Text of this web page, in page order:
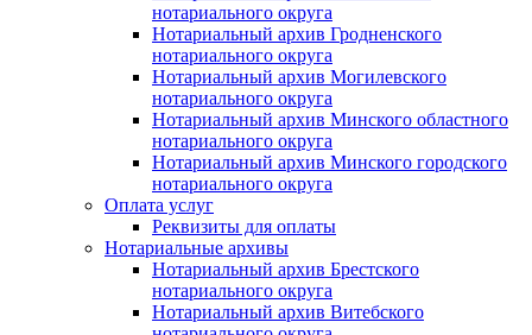
нотариального округа
Нотариальный архив Гродненского
нотариального округа
Нотариальный архив Могилевского
нотариального округа
Нотариальный архив Минского областного
нотариального округа
Нотариальный архив Минского городского
нотариального округа
Оплата услуг
Реквизиты для оплаты
Нотариальные архивы
Нотариальный архив Брестского
нотариального округа
Нотариальный архив Витебского